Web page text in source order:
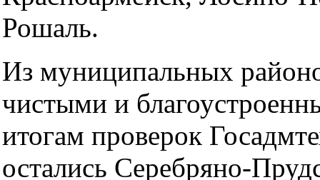
Рошаль.
Из муниципальных
чистыми и
итогам проверок
остались Серебряно-